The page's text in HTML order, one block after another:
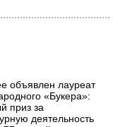
объявлен лауреат
«Букера»:
приз за
деятельность